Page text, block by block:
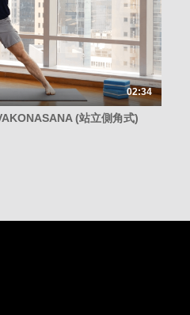
02:34
(站立側角式)